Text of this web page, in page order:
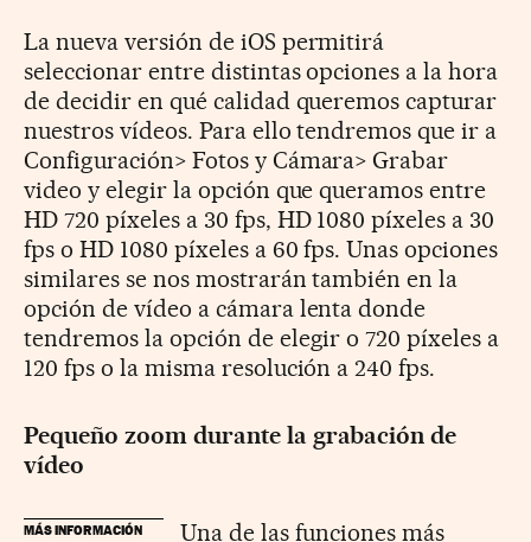
La nueva versión de iOS permitirá
seleccionar entre distintas opciones a la hora
de decidir en qué calidad queremos capturar
nuestros vídeos. Para ello tendremos que ir a
Configuración> Fotos y Cámara> Grabar
video y elegir la opción que queramos entre
HD 720 píxeles a 30 fps, HD 1080 píxeles a 30
fps o HD 1080 píxeles a 60 fps. Unas opciones
similares se nos mostrarán también en la
opción de vídeo a cámara lenta donde
tendremos la opción de elegir o 720 píxeles a
120 fps o la misma resolución a 240 fps.
Pequeño zoom durante la grabación de
vídeo
MÁS INFORMACIÓN Una de las funciones más